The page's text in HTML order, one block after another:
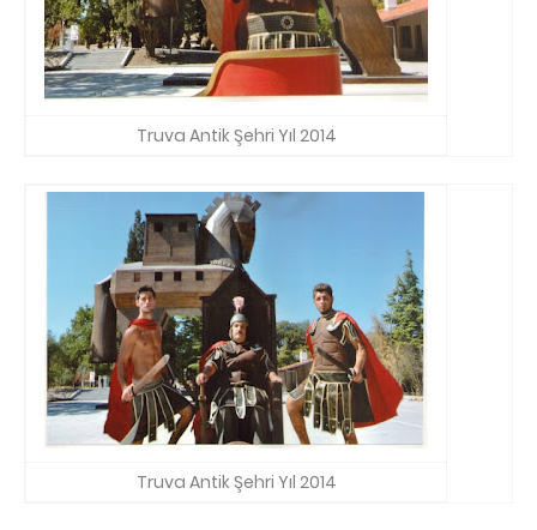
Truva Antik Şehri Yıl 2014
Truva Antik Şehri Yıl 2014